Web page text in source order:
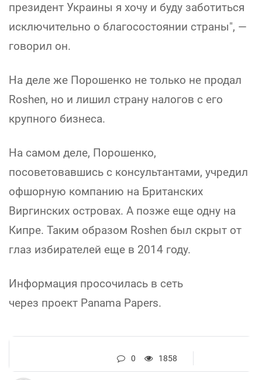
президент Украины я хочу и буду заботиться
исключительно о благосостоянии страны", —
говорил он.
На деле же Порошенко не только не продал
Roshen, но и лишил страну налогов с его
крупного бизнеса.
На самом деле, Порошенко,
посоветовавшись с консультантами, учредил
офшорную компанию на Британских
Виргинских островах. А позже еще одну на
Кипре. Таким образом Roshen был скрыт от
глаз избирателей еще в 2014 году.
Информация просочилась в сеть
через проект Panama Papers.
0 1858